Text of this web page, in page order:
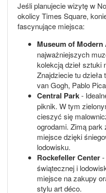
Jeśli planujecie wizytę w
okolicy Times Square,
fascynujące miejsca:
Museum of
najważniejszych
kolekcją dzieł sztuki
Znajdziecie tu
van Gogh, Pablo
Central Park-
piknik. W tym
cieszyć się
ogrodami. Zimą
miejsce dzięki
lodowisku.
Rockefeller Center
świątecznej i
miejsce na zakupy
stylu art déco.